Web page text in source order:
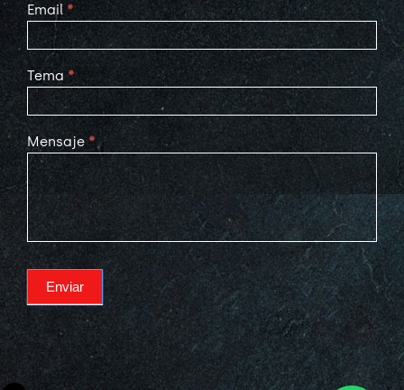
Email *
Tema *
Mensaje *
Enviar